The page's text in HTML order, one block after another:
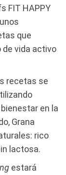
FIT HAPPY
que
de vida activo
recetas se
en la
Grana
rico
lactosa.
estará